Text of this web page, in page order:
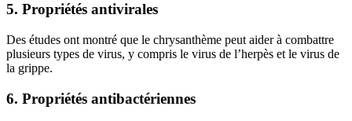
5. Propriétés antivirales
Des études ont montré que le chrysanthème peut aider à combattre
plusieurs types de virus, y compris le virus de l’herpès et le virus de
la grippe.
6. Propriétés antibactériennes